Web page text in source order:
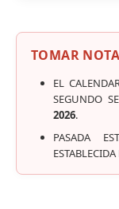
TOMAR
EL
SEGUNDO
2026.
PASADA